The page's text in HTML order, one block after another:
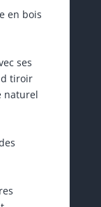
en bois
ses
tiroir
naturel